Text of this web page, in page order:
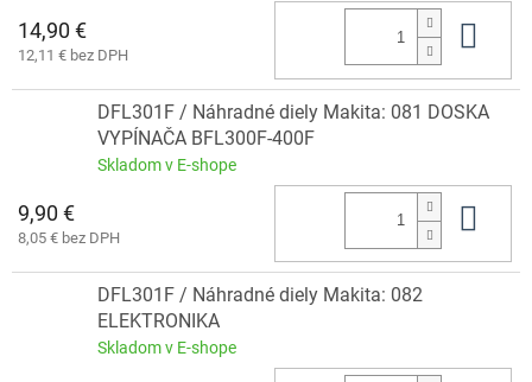
14,90 €
12,11 € bez DPH
DFL301F / Náhradné diely Makita: 081 DOSKA
VYPÍNAČA BFL300F-400F
Skladom v E-shope
9,90 €
8,05 € bez DPH
DFL301F / Náhradné diely Makita: 082
ELEKTRONIKA
Skladom v E-shope